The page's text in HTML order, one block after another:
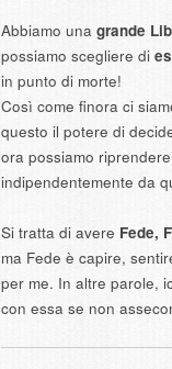
Abbiamo una grande
possiamo scegliere di
in punto di morte!
Così come finora ci
questo il potere di
ora possiamo
indipendentemente da
Si tratta di avere Fede,
ma Fede è capire,
per me. In altre parole,
con essa se non